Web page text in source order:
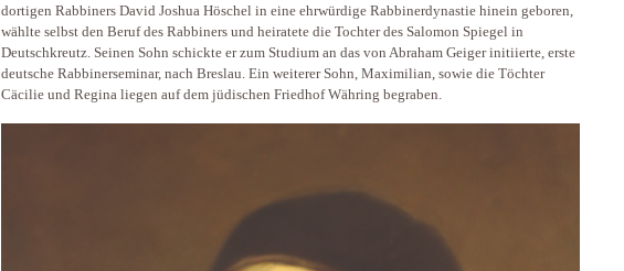
dortigen Rabbiners David Joshua Höschel in eine ehrwürdige Rabbinerdynastie hinein geboren,
wählte selbst den Beruf des Rabbiners und heiratete die Tochter des Salomon Spiegel in
Deutschkreutz. Seinen Sohn schickte er zum Studium an das von Abraham Geiger initiierte, erste
deutsche Rabbinerseminar, nach Breslau. Ein weiterer Sohn, Maximilian, sowie die Töchter
Cäcilie und Regina liegen auf dem jüdischen Friedhof Währing begraben.